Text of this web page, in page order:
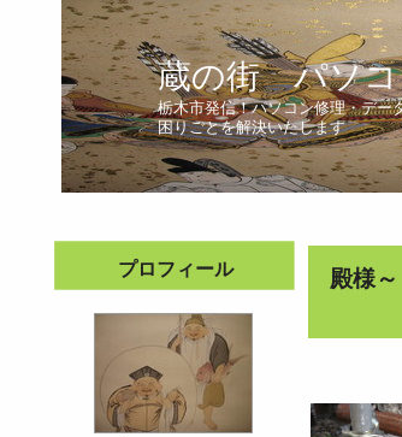
蔵の街 パソ
栃木市発信！パソコン修理・デー
困りごとを解決いたします
プロフィール 殿様～